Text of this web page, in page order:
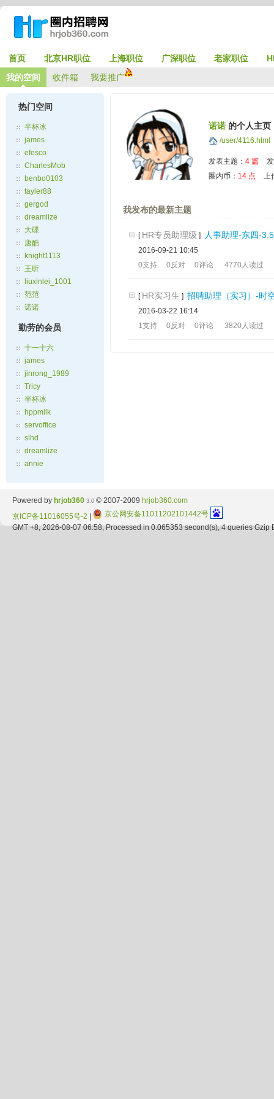
首页 北京HR职位 上海职位 广深职位 老家职位
我的空间
收件箱 我要推广
热门空间
半杯冰
james
efesco
CharlesMob
benbo0103
tayler88
gergod
dreamlize
大碟
唐酷
knight1113
王昕
liuxinlei_1001
范范
诺诺
勤劳的会员
十一十六
james
jinrong_1989
Tricy
半杯冰
hppmilk
servoffice
slhd
dreamlize
annie
诺诺 的个人主页
/user/4116.html
发表主题： 4 篇
圈内币： 14 点 上
我发布的最新主题
[ HR专员助理级 ] 人事助理-东四-
2016-09-21 10:45
0支持
0反对 0评论 4770人读过
[ HR实习生 ] 招聘助理（实习）-时
2016-03-22 16:14
1支持
0反对 0评论 3820人读过
Powered by hrjob360 3.0 © 2007-2009 hrjob360.com
京ICP备11016055号-2
京公网安备11011202101442号
GMT +8, 2026-08-07 06:58, Processed in 0.065353 second(s), 4 queries Gzip